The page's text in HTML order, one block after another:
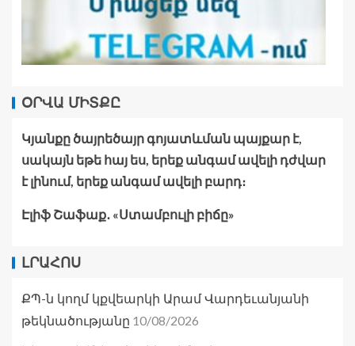
ՕՐՎԱ ՄԻՏՔԸ
Կյանքը ծայրեծայր գոյատևման պայքար է,
սակայն եթե հայ ես, երեք անգամ ավելի դժվար
է լինում, երեք անգամ ավելի բարդ։
Էլիֆ Շաֆաք․ «Ստամբուլի բիճը»
ԼՐԱՀՈՍ
ՔՊ-ն կողմ կքվեարկի Արամ Վարդեւանյանի
թեկնածությանը 10/08/2026